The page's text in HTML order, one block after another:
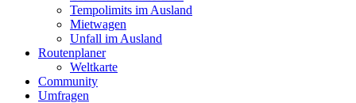
Tempolimits im Ausland
Mietwagen
Unfall im Ausland
Routenplaner
Weltkarte
Community
Umfragen